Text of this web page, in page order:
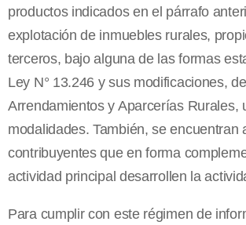
productos indicados en el párrafo
explotación de inmuebles rurales,
terceros, bajo alguna de las formas
Ley N° 13.246 y sus modificaciones, de
Arrendamientos y Aparcerías Rurales,
modalidades. También, se encuentran
contribuyentes que en forma
actividad principal desarrollen la
Para cumplir con este régimen de